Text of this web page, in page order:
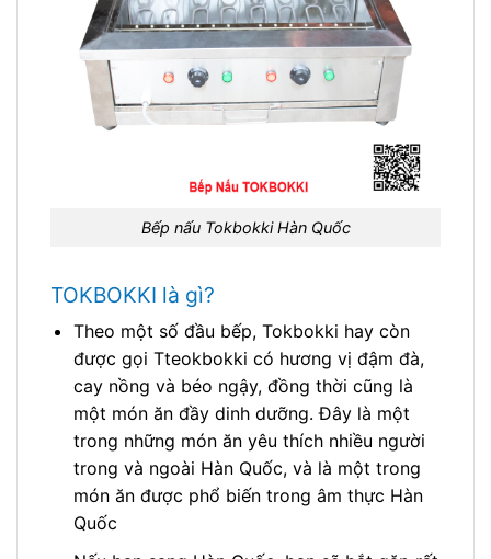
Bếp nấu Tokbokki Hàn Quốc
TOKBOKKI là gì?
Theo một số đầu bếp, Tokbokki hay còn
được gọi Tteokbokki có hương vị đậm đà,
cay nồng và béo ngậy, đồng thời cũng là
một món ăn đầy dinh dưỡng. Đây là một
trong những món ăn yêu thích nhiều người
trong và ngoài Hàn Quốc, và là một trong
món ăn được phổ biến trong âm thực Hàn
Quốc